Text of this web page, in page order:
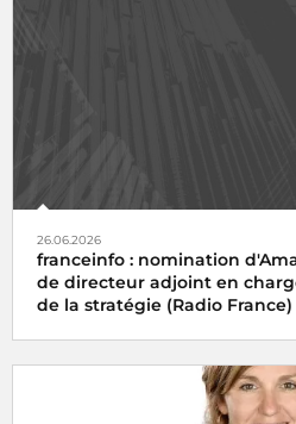
26.06.2026
franceinfo : nomination
de directeur adjoint en
de la stratégie (Radio France)